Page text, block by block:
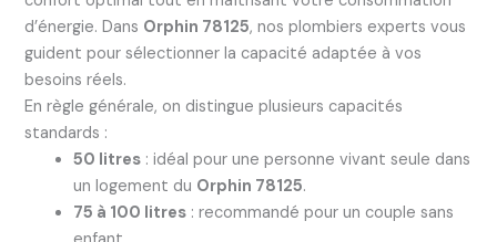
d’énergie. Dans Orphin 78125, nos plombiers experts vous
guident pour sélectionner la capacité adaptée à vos
besoins réels.
En règle générale, on distingue plusieurs capacités
standards :
50 litres: idéal pour une personne vivant seule dans
un logement du Orphin 78125.
75 à 100 litres: recommandé pour un couple sans